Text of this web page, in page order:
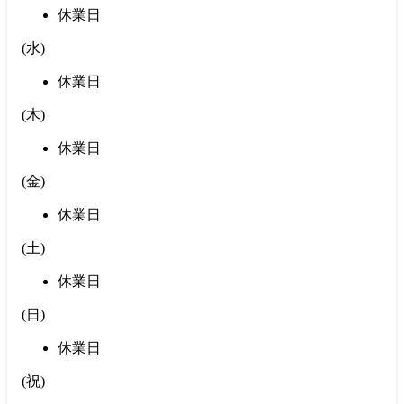
休業日
(水)
休業日
(木)
休業日
(金)
休業日
(土)
休業日
(日 )
休業日
(祝)